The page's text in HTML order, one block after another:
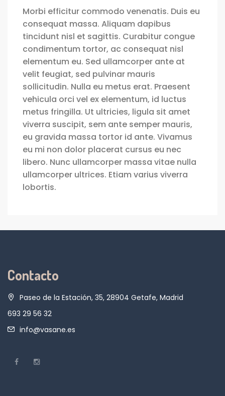
Morbi efficitur commodo venenatis. Duis eu
consequat massa. Aliquam dapibus
tincidunt nisl et sagittis. Curabitur congue
condimentum tortor, ac consequat nisl
elementum eu. Sed ullamcorper ante at
velit feugiat, sed pulvinar mauris
sollicitudin. Nulla eu metus erat. Praesent
vehicula orci vel ex elementum, id luctus
metus fringilla. Ut ultricies, ligula sit amet
viverra suscipit, sem ante semper mauris,
eu gravida massa tortor id ante. Vivamus
eu mi non dolor placerat cursus eu nec
libero. Nunc ullamcorper massa vitae nulla
ullamcorper ultrices. Etiam varius viverra
lobortis.
Contacto
Paseo de la Estación, 35, 28904 Getafe, Madrid
693 29 56 32
info@vasane.es